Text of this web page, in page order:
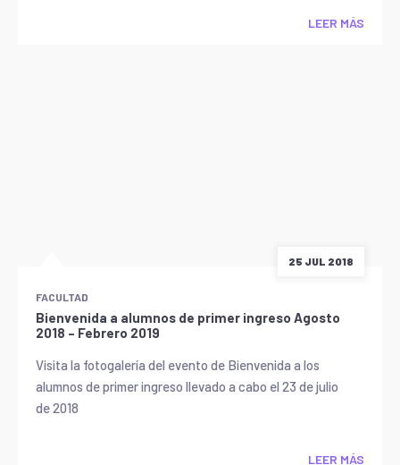
LEER MÁS
25 JUL 2018
FACULTAD
Bienvenida a alumnos de primer ingreso Agosto
2018 – Febrero 2019
Visita la fotogalería del evento de Bienvenida a los
alumnos de primer ingreso llevado a cabo el 23 de julio
de 2018
LEER MÁS